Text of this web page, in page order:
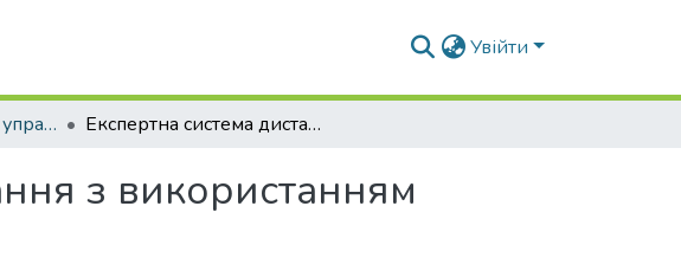
Увійти
ОПП "Інформаційні управляючі системи та технології" Експертна система дистанційного навчання з використанням технології Blockchain
з використанням